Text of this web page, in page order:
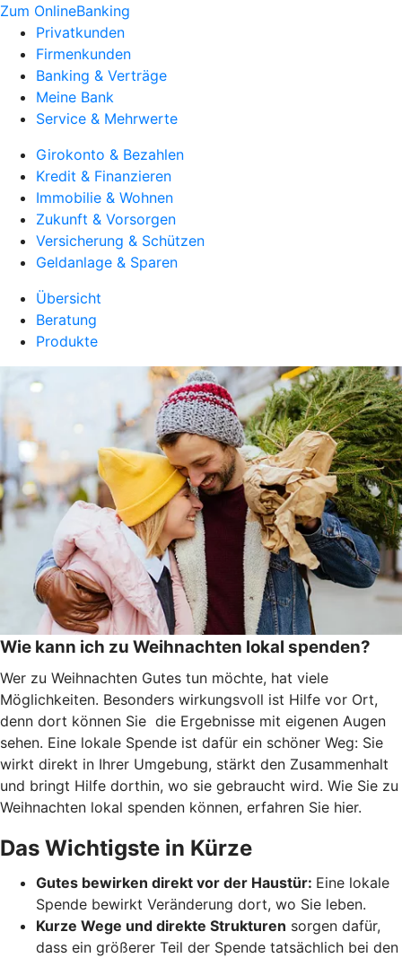
Zum OnlineBanking
Privatkunden
Firmenkunden
Banking & Verträge
Meine Bank
Service & Mehrwerte
Girokonto & Bezahlen
Kredit & Finanzieren
Immobilie & Wohnen
Zukunft & Vorsorgen
Versicherung & Schützen
Geldanlage & Sparen
Übersicht
Beratung
Produkte
Wie kann ich zu Weihnachten lokal spenden?
Wer zu Weihnachten Gutes tun möchte, hat viele
Möglichkeiten. Besonders wirkungsvoll ist Hilfe vor Ort,
denn dort können Sie die Ergebnisse mit eigenen Augen
sehen. Eine lokale Spende ist dafür ein schöner Weg: Sie
wirkt direkt in Ihrer Umgebung, stärkt den Zusammenhalt
und bringt Hilfe dorthin, wo sie gebraucht wird. Wie Sie zu
Weihnachten lokal spenden können, erfahren Sie hier.
Das Wichtigste in Kürze
Gutes bewirken direkt vor der Haustür: Eine lokale
Spende bewirkt Veränderung dort, wo Sie leben.
Kurze Wege und direkte Strukturen sorgen dafür,
dass ein größerer Teil der Spende tatsächlich bei den